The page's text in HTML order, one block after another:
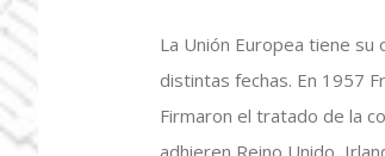
La Unión Europea tiene su
distintas fechas. En 1957
Firmaron el tratado de la
adhieren Reino Unido,